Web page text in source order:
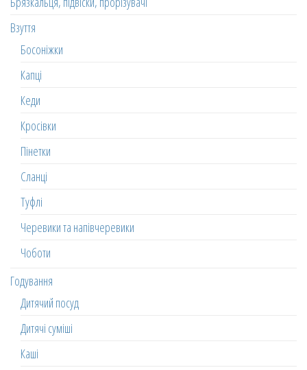
Взуття
Босоніжки
Капці
Кеди
Кросівки
Пінетки
Сланці
Туфлі
Черевики та напівчеревики
Чоботи
Годування
Дитячий посуд
Дитячі суміші
Каші